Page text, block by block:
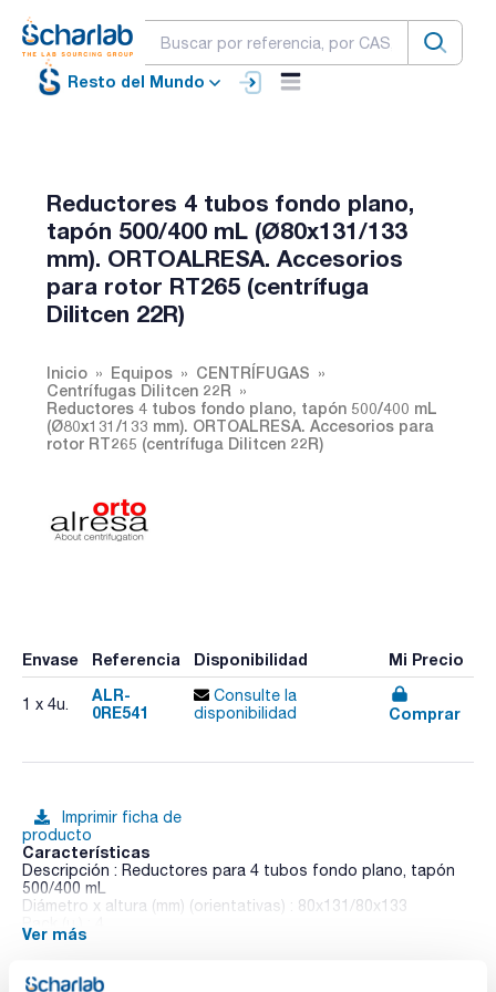
Resto del Mundo
Reductores 4 tubos fondo plano,
tapón 500/400 mL (Ø80x131/133
mm). ORTOALRESA. Accesorios
para rotor RT265 (centrífuga
Dilitcen 22R)
Inicio Equipos
CENTRÍFUGAS
Centrífugas Dilitcen 22R
Reductores 4 tubos fondo plano, tapón 500/400 mL
(Ø80x131/133 mm). ORTOALRESA. Accesorios para
rotor RT265 (centrífuga Dilitcen 22R)
Envase Referencia Disponibilidad Mi Precio
1 x 4u.
ALR-
0RE541
Consulte la
disponibilidad
Comprar
Imprimir ficha de
producto
Características
Descripción : Reductores para 4 tubos fondo plano, tapón
500/400 mL
Diámetro x altura (mm) (orientativas) : 80x131/80x133
capacidad y de diseño ergonómico. La pantalla TFT táctil
Ver más